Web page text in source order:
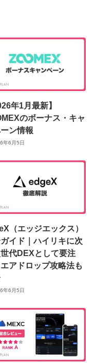
年1月最新】
のボーナス・キャ
ン情報
年6月5日
（エッジエックス）
イド｜ハイリキに次
世代DEXとして要注
アドロップ攻略法も
年6月5日